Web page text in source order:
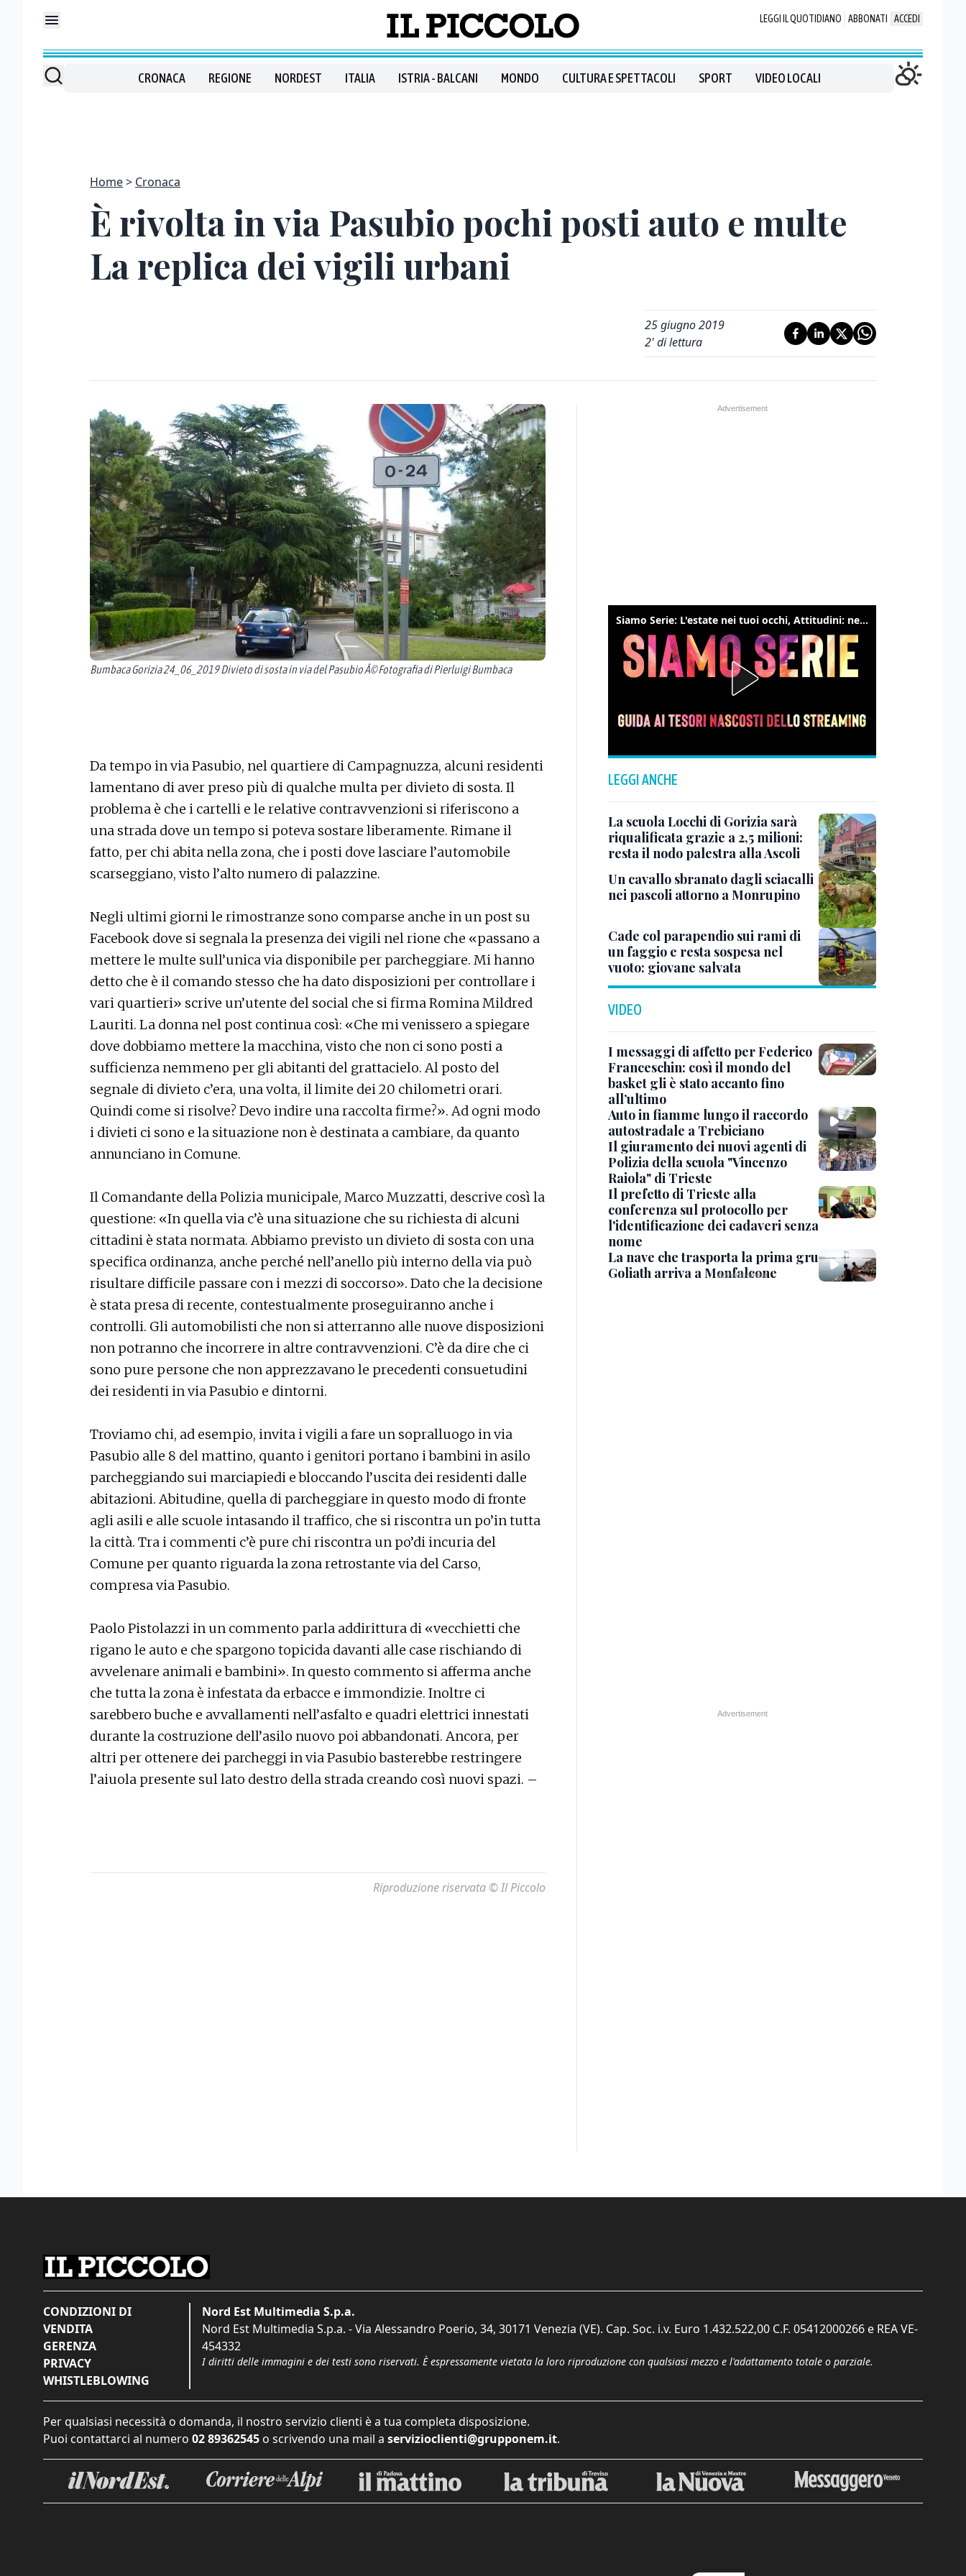
LEGGI IL QUOTIDIANO ABBONATI ACCEDI
CRONACA REGIONE NORDEST ITALIA ISTRIA - BALCANI MONDO CULTURA E SPETTACOLI SPORT VIDEO LOCALI
Home Cronaca
È rivolta in via Pasubio pochi posti auto e multe
La replica dei vigili urbani
25 giugno 2019
2' di lettura
Bumbaca Gorizia 24_06_2019 Divieto di sosta in via del Pasubio Â© Fotografia di Pierluigi Bumbaca
Da tempo in via Pasubio, nel quartiere di Campagnuzza, alcuni residenti
lamentano di aver preso più di qualche multa per divieto di sosta. Il
problema è che i cartelli e le relative contravvenzioni si riferiscono a
una strada dove un tempo si poteva sostare liberamente. Rimane il
fatto, per chi abita nella zona, che i posti dove lasciare l’automobile
scarseggiano, visto l’alto numero di palazzine.
Negli ultimi giorni le rimostranze sono comparse anche in un post su
Facebook dove si segnala la presenza dei vigili nel rione che «passano a
mettere le multe sull’unica via disponibile per parcheggiare. Mi hanno
detto che è il comando stesso che ha dato disposizioni per controllare i
vari quartieri» scrive un’utente del social che si firma Romina Mildred
Lauriti. La donna nel post continua così: «Che mi venissero a spiegare
dove dobbiamo mettere la macchina, visto che non ci sono posti a
sufficienza nemmeno per gli abitanti del grattacielo. Al posto del
segnale di divieto c’era, una volta, il limite dei 20 chilometri orari.
Quindi come si risolve? Devo indire una raccolta firme?». Ad ogni modo
i divieti ci sono e la situazione non è destinata a cambiare, da quanto
annunciano in Comune.
Il Comandante della Polizia municipale, Marco Muzzatti, descrive così la
questione: «In quella via c’è una situazione che su richiesta di alcuni
cittadini è stata normata. Abbiamo previsto un divieto di sosta con una
specifica ordinanza, anche perché nell’anello più interno della via può
risultare difficile passare con i mezzi di soccorso». Dato che la decisione
è stata presa di recente, contestualmente proseguiranno anche i
controlli. Gli automobilisti che non si atterranno alle nuove disposizioni
non potranno che incorrere in altre contravvenzioni. C’è da dire che ci
sono pure persone che non apprezzavano le precedenti consuetudini
dei residenti in via Pasubio e dintorni.
Troviamo chi, ad esempio, invita i vigili a fare un sopralluogo in via
Pasubio alle 8 del mattino, quanto i genitori portano i bambini in asilo
parcheggiando sui marciapiedi e bloccando l’uscita dei residenti dalle
abitazioni. Abitudine, quella di parcheggiare in questo modo di fronte
agli asili e alle scuole intasando il traffico, che si riscontra un po’in tutta
la città. Tra i commenti c’è pure chi riscontra un po’di incuria del
Comune per quanto riguarda la zona retrostante via del Carso,
compresa via Pasubio.
Paolo Pistolazzi in un commento parla addirittura di «vecchietti che
rigano le auto e che spargono topicida davanti alle case rischiando di
avvelenare animali e bambini». In questo commento si afferma anche
che tutta la zona è infestata da erbacce e immondizie. Inoltre ci
sarebbero buche e avvallamenti nell’asfalto e quadri elettrici innestati
durante la costruzione dell’asilo nuovo poi abbandonati. Ancora, per
altri per ottenere dei parcheggi in via Pasubio basterebbe restringere
l’aiuola presente sul lato destro della strada creando così nuovi spazi. –
Riproduzione riservata © Il Piccolo
Siamo Serie: L'estate nei tuoi occhi, Attitudini: nessuna, The bear
LEGGI ANCHE
La scuola Locchi di Gorizia sarà
riqualificata grazie a 2,5 milioni:
resta il nodo palestra alla Ascoli
Un cavallo sbranato dagli sciacalli
nei pascoli attorno a Monrupino
Cade col parapendio sui rami di
un faggio e resta sospesa nel
vuoto: giovane salvata
VIDEO
I messaggi di affetto per Federico
Franceschin: così il mondo del
basket gli è stato accanto fino
all’ultimo
Auto in fiamme lungo il raccordo
autostradale a Trebiciano
Il giuramento dei nuovi agenti di
Polizia della scuola "Vincenzo
Raiola" di Trieste
Il prefetto di Trieste alla
conferenza sul protocollo per
l'identificazione dei cadaveri senza
nome
La nave che trasporta la prima gru
Goliath arriva a Monfalcone
CONDIZIONI DI
VENDITA
GERENZA
PRIVACY
WHISTLEBLOWING
Nord Est Multimedia S.p.a.
Nord Est Multimedia S.p.a. - Via Alessandro Poerio, 34, 30171 Venezia (VE). Cap. Soc. i.v. Euro 1.432.522,00 C.F. 05412000266 e REA VE-
454332
I diritti delle immagini e dei testi sono riservati. È espressamente vietata la loro riproduzione con qualsiasi mezzo e l'adattamento totale o parziale.
Per qualsiasi necessità o domanda, il nostro servizio clienti è a tua completa disposizione.
Puoi contattarci al numero 02 89362545 o scrivendo una mail a servizioclienti@grupponem.it.